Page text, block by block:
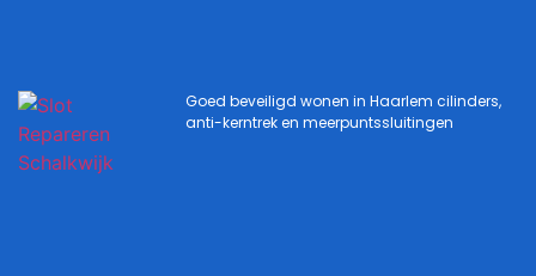
Goed beveiligd wonen in Haarlem cilinders,
anti-kerntrek en meerpuntssluitingen